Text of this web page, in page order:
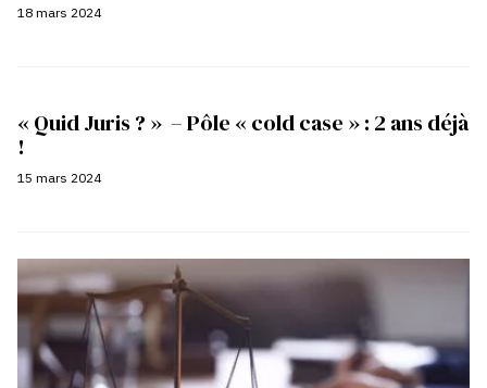
18 mars 2024
« Quid Juris ? » – Pôle « cold case » : 2 ans déjà
!
15 mars 2024